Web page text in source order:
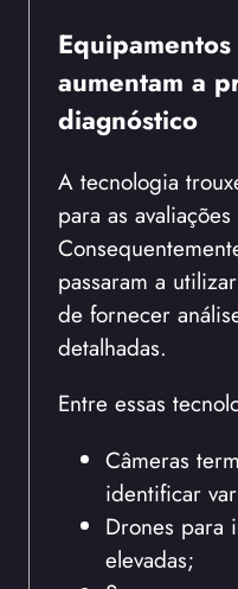
aumentam a
diagnóstico
A tecnologia
para as
passaram a
de fornecer
detalhadas.
Entre essas
Câmeras
identificar
Drones para
elevadas;